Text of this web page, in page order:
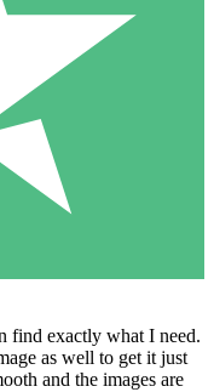
find exactly what I need.
as well to get it just
and the images are